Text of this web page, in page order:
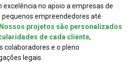
excelência no apoio a empresas de
empreendedores até
Nossos projetos são personalizados
de cada cliente,
colaboradores e o pleno
legais.